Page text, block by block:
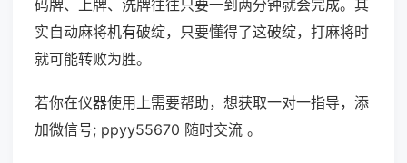
码牌、上牌、洗牌往往只要一到两分钟就会完成。其
实自动麻将机有破绽，只要懂得了这破绽，打麻将时
就可能转败为胜。
若你在仪器使用上需要帮助，想获取一对一指导，添
加微信号; ppyy55670 随时交流 。